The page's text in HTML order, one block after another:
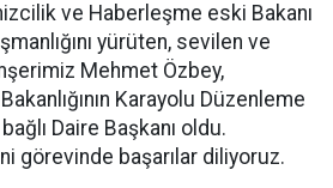
ve Haberleşme eski Bakanı
yürüten, sevilen ve
Mehmet Özbey,
Karayolu Düzenleme
Daire Başkanı oldu.
görevinde başarılar diliyoruz.